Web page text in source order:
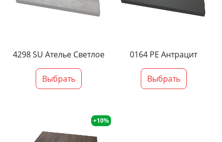
4298 SU Ателье Светлое
Выбрать
0164 PE Антрацит
Выбрать
+10%